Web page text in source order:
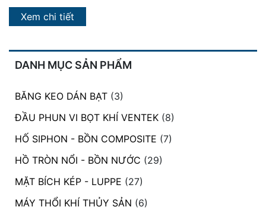
DANH MỤC SẢN PHẨM
BĂNG KEO DÁN BẠT (3)
ĐẦU PHUN VI BỌT KHÍ VENTEK (8)
HỐ SIPHON - BỒN COMPOSITE (7)
HỒ TRÒN NỔI - BỒN NƯỚC (29)
MẶT BÍCH KÉP - LUPPE (27)
MÁY THỔI KHÍ THỦY SẢN (6)
Xem chi tiết